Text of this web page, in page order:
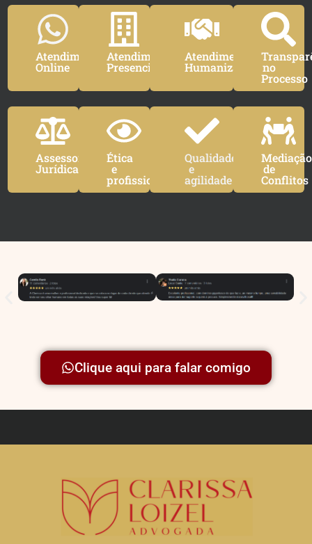
Atendimento
Online
Atendimento
Presencial
Atendimento
Humanizado no
Processo
Assessoria
Jurídica
Ética
e
profissionalismo
Qualidade
e
agilidade
Mediação
de
Conflitos
Clique aqui para falar comigo